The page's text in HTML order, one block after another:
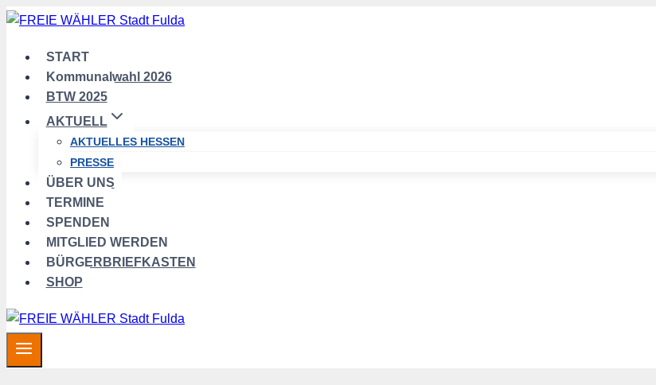
Zum
springenSTART
Kommunalwahl 2026
BTW 2025
AKTUELL
AKTUELLES HESSEN
PRESSE
ÜBER UNS
TERMINE
SPENDEN
MITGLIED WERDEN
BÜRGERBRIEFKASTEN
SHOP